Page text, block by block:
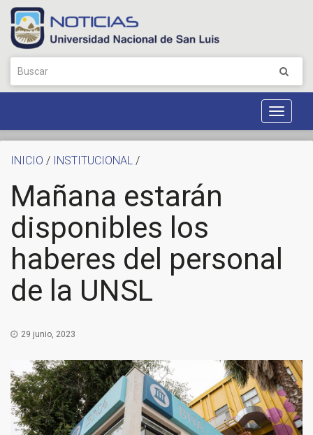
Toggle
INICIO / INSTITUCIONAL /
Mañana estarán
disponibles los
haberes del personal
de la UNSL
29 junio, 2023